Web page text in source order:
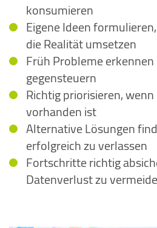
konsumieren
Eigene Ideen
die Realität umsetzen
Früh Probleme
gegensteuern
Richtig priorisieren,
vorhanden ist
Alternative Lösungen
erfolgreich zu verlassen
Fortschritte richtig
Datenverlust zu